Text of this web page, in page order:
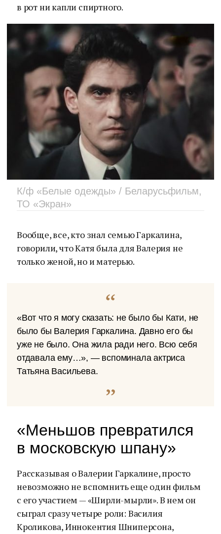
в рот ни капли спиртного.
К/ф «Белые одежды» / Беларусьфильм,
ТО «Экран»
Вообще, все, кто знал семью Гаркалина,
говорили, что Катя была для Валерия не
только женой, но и матерью.
«Вот что я могу сказать: не было бы Кати, не
было бы Валерия Гаркалина. Давно его бы
уже не было. Она жила ради него. Всю себя
отдавала ему…», — вспоминала актриса
Татьяна Васильева.
«Меньшов превратился
в московскую шпану»
Рассказывая о Валерии Гаркалине, просто
невозможно не вспомнить еще один фильм
с его участием — «Ширли-мырли». В нем он
сыграл сразу четыре роли: Василия
Кроликова, Иннокентия Шниперсона,